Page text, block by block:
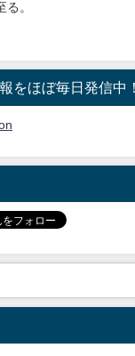
る。
をほぼ毎日発信中！